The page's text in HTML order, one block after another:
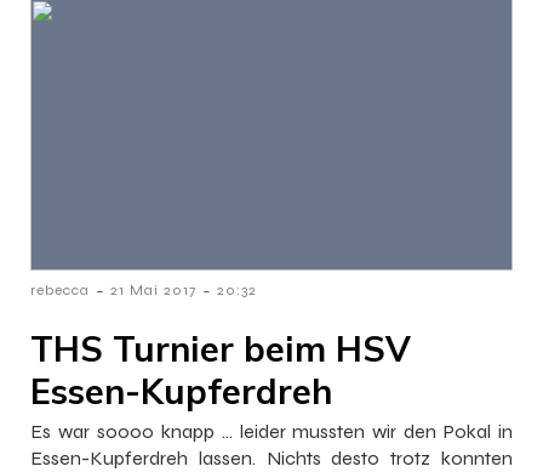
rebecca - 21 Mai 2017 - 20:32
THS Turnier beim HSV
Essen-Kupferdreh
Es war soooo knapp … leider mussten wir den Pokal in
Essen-Kupferdreh lassen. Nichts desto trotz konnten